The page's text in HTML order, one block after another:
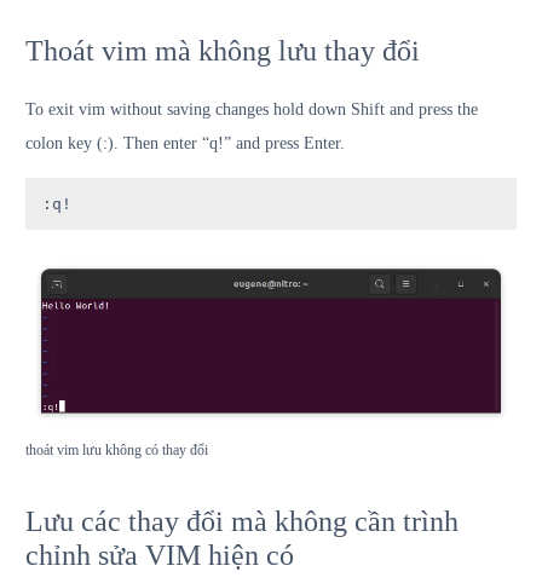
Thoát vim mà không lưu thay đổi
To exit vim without saving changes hold down Shift and press the
colon key (:). Then enter “q!” and press Enter.
:q!
thoát vim lưu không có thay đổi
Lưu các thay đổi mà không cần trình
chỉnh sửa VIM hiện có